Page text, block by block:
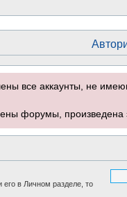
все аккаунты, не
форумы, произведена
в Личном разделе, то